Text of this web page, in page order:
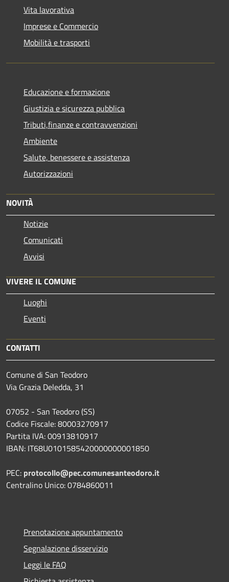
Vita lavorativa
Imprese e Commercio
Mobilità e trasporti
Educazione e formazione
Giustizia e sicurezza pubblica
Tributi,finanze e contravvenzioni
Ambiente
Salute, benessere e assistenza
Autorizzazioni
NOVITÀ
Notizie
Comunicati
Avvisi
VIVERE IL COMUNE
Luoghi
Eventi
CONTATTI
Comune di San Teodoro
Via Grazia Deledda, 31
07052 - San Teodoro (SS)
Codice Fiscale: 80003270917
Partita IVA: 00913810917
IBAN: IT68U0101585420000000001850
PEC: protocollo@pec.comunesanteodoro.it
Centralino Unico: 0784860011
Prenotazione appuntamento
Segnalazione disservizio
Leggi le FAQ